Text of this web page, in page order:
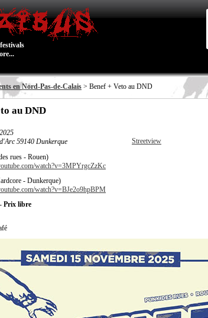
en Nord-Pas-de-Calais > Benef + Veto au DND
au DND
59140 Dunkerque
Streetview
rues - Rouen)
watch?v=3MPYrgcZzKc
- Dunkerque)
watch?v=BJe2o9hpBPM
- Prix libre